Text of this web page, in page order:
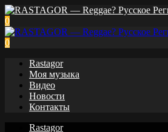
0
0
Rastagor
Моя музыка
Видео
Новости
Контакты
Rastagor